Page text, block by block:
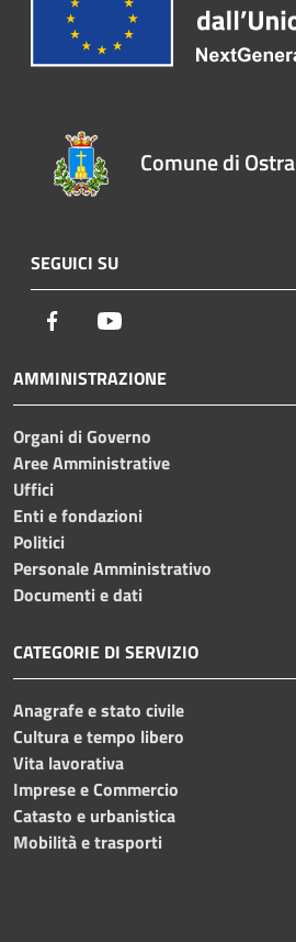
Comune di Ostra
SEGUICI SU
Facebook
AMMINISTRAZIONE
Organi di Governo
Aree Amministrative
Uffici
Enti e fondazioni
Politici
Personale Amministrativo
Documenti e dati
CATEGORIE DI SERVIZIO
Anagrafe e stato civile
Cultura e tempo libero
Vita lavorativa
Imprese e Commercio
Catasto e urbanistica
Mobilità e trasporti